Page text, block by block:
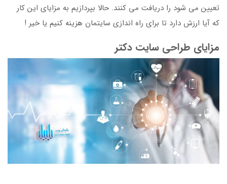
تعیین می شود را دریافت می کنند. حالا بپردازیم به مزایای این کار
که آیا ارزش دارد تا برای راه اندازی سایتمان هزینه کنیم یا خیر !
مزایای طراحی سایت دکتر